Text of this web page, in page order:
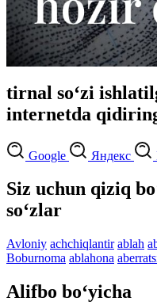
tirnal so‘zi
internetda
Google Яндекс
Siz uchun qiziq
so‘zlar
Avloniy achchiqlantir ablah
Boburnoma ablahona
Alifbo bo‘yicha